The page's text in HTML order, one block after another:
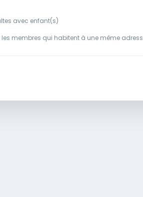
avec enfant(s)
membres qui habitent à une même